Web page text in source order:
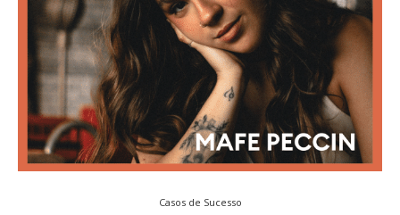
Casos de Sucesso